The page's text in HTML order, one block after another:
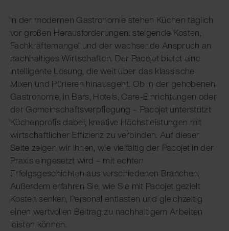
In der modernen Gastronomie stehen Küchen täglich
vor großen Herausforderungen: steigende Kosten,
Fachkräftemangel und der wachsende Anspruch an
nachhaltiges Wirtschaften. Der Pacojet bietet eine
intelligente Lösung, die weit über das klassische
Mixen und Pürieren hinausgeht. Ob in der gehobenen
Gastronomie, in Bars, Hotels, Care-Einrichtungen oder
der Gemeinschaftsverpflegung – Pacojet unterstützt
Küchenprofis dabei, kreative Höchstleistungen mit
wirtschaftlicher Effizienz zu verbinden. Auf dieser
Seite zeigen wir Ihnen, wie vielfältig der Pacojet in der
Praxis eingesetzt wird – mit echten
Erfolgsgeschichten aus verschiedenen Branchen.
Außerdem erfahren Sie, wie Sie mit Pacojet gezielt
Kosten senken, Personal entlasten und gleichzeitig
einen wertvollen Beitrag zu nachhaltigem Arbeiten
leisten können.